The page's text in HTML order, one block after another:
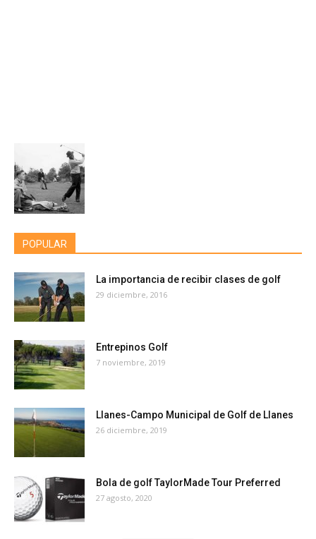
POPULAR
La importancia de recibir clases de golf
29 diciembre, 2016
Entrepinos Golf
7 noviembre, 2019
Llanes-Campo Municipal de Golf de Llanes
26 diciembre, 2019
Bola de golf TaylorMade Tour Preferred
27 agosto, 2020